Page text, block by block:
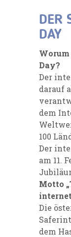
DER
DAY
Worum
Day?
Der
darauf
dem
100
Der
am 11.
Motto
Die
dem